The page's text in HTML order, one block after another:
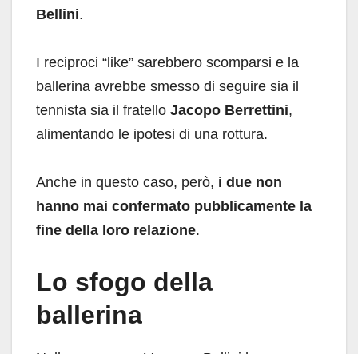
Bellini.
I reciproci “like” sarebbero scomparsi e la
ballerina avrebbe smesso di seguire sia il
tennista sia il fratello Jacopo Berrettini,
alimentando le ipotesi di una rottura.
Anche in questo caso, però, i due non
hanno mai confermato pubblicamente la
fine della loro relazione.
Lo sfogo della
ballerina